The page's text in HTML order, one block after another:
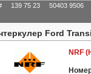
139 75 23 50403 9506
Ford
NRF